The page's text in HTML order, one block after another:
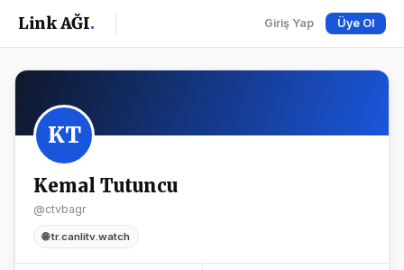
Link AĞI. Giriş Yap Üye Ol
KT
Kemal Tutuncu
@ctvbagr
🌐 tr.canlitv.watch